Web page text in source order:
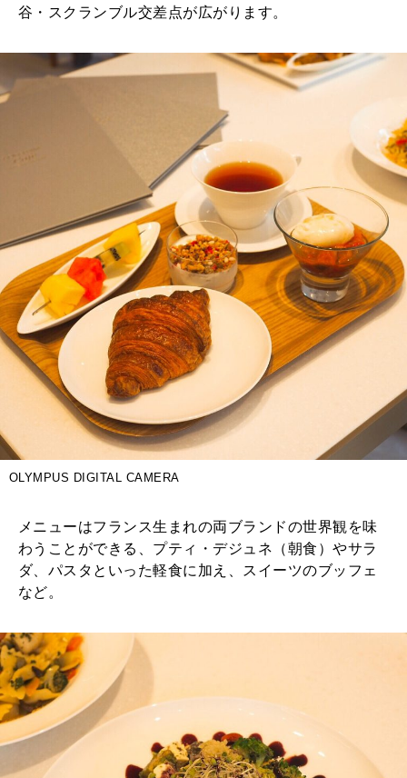
谷・スクランブル交差点が広がります。
OLYMPUS DIGITAL CAMERA
メニューはフランス生まれの両ブランドの世界観を味
わうことができる、プティ・デジュネ（朝食）やサラ
ダ、パスタといった軽食に加え、スイーツのブッフェ
など。